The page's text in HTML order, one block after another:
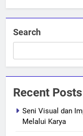
Search
Recent Posts
Seni Visual dan
Melalui Karya